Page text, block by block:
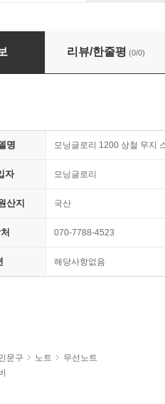
로리 1200 상철 무지 스프링노
리뷰/한줄평 (0/0)
명 모닝글로리 1200 상철 무지
자 모닝글로리
산지 국산
070-7788-4523
해당사항없음
문구 노트
무선노트